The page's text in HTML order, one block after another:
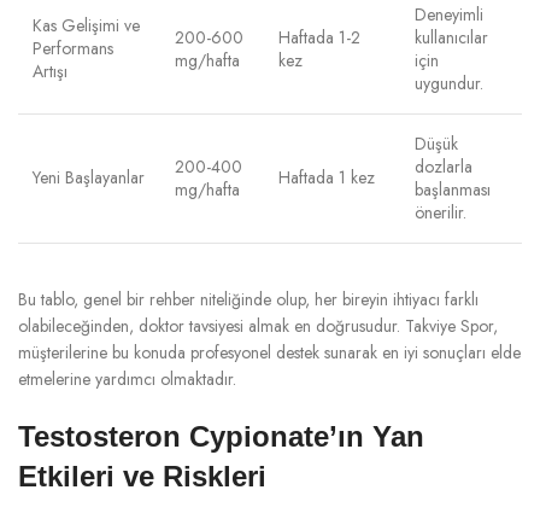
Kas Gelişimi ve
Performans
Artışı
200-600
mg/hafta
Haftada 1-2
kez
Deneyimli
kullanıcılar
için
uygundur.
Yeni Başlayanlar
200-400
mg/hafta
Haftada 1 kez
Düşük
dozlarla
başlanması
önerilir.
Bu tablo, genel bir rehber niteliğinde olup, her bireyin ihtiyacı farklı
olabileceğinden, doktor tavsiyesi almak en doğrusudur. Takviye Spor,
müşterilerine bu konuda profesyonel destek sunarak en iyi sonuçları elde
etmelerine yardımcı olmaktadır.
Testosteron Cypionate’ın Yan
Etkileri ve Riskleri